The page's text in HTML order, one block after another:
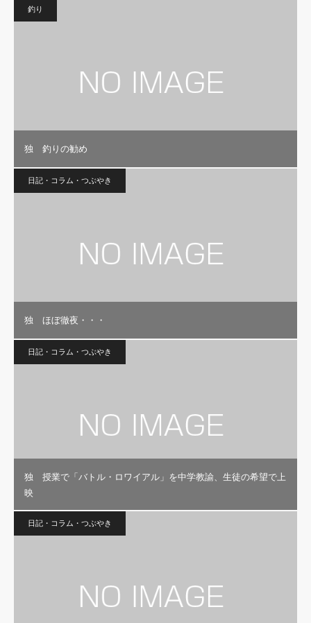
釣り
独 釣りの勧め
日記・コラム・つぶやき
独 ほぼ徹夜・・・
日記・コラム・つぶやき
独 授業で「バトル・ロワイアル」を中学教諭、生徒の希望で上
映
日記・コラム・つぶやき